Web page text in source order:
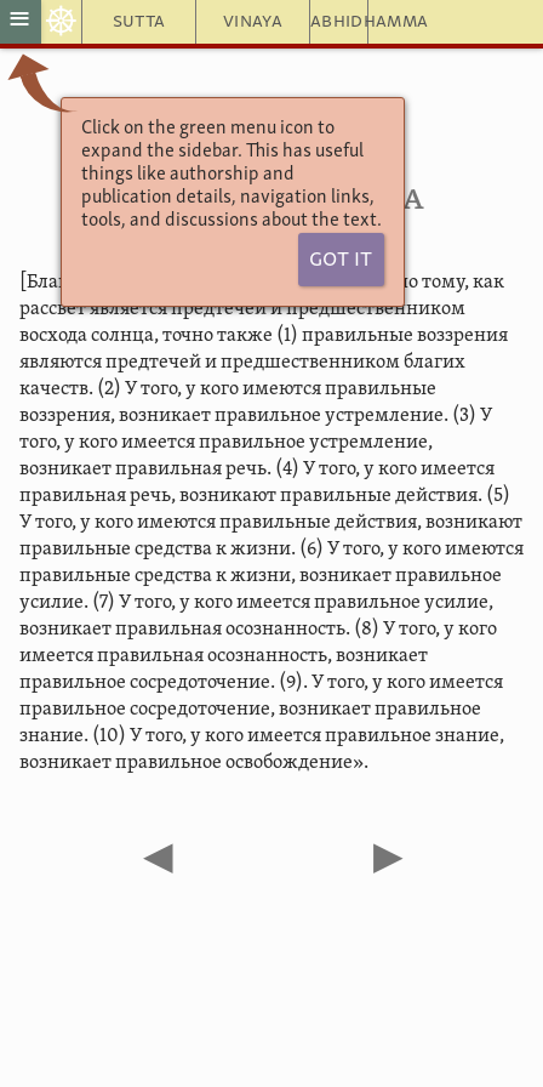
Sutta Vinaya Abhidhamma
≡ ☸
Click on the green menu icon to
expand the sidebar. This has useful
things like authorship and
publication details, navigation links,
tools, and discussions about the text.
Got It
Ангуттара Никая
Пуббангама сутта
10.121. Предтеча
[Благословенный сказал]: «Монахи, подобно тому, как
рассвет является предтечей и предшественником
восхода солнца, точно также (1) правильные воззрения
являются предтечей и предшественником благих
качеств. (2) У того, у кого имеются правильные
воззрения, возникает правильное устремление. (3) У
того, у кого имеется правильное устремление,
возникает правильная речь. (4) У того, у кого имеется
правильная речь, возникают правильные действия. (5)
У того, у кого имеются правильные действия, возникают
правильные средства к жизни. (6) У того, у кого имеются
правильные средства к жизни, возникает правильное
усилие. (7) У того, у кого имеется правильное усилие,
возникает правильная осознанность. (8) У того, у кого
имеется правильная осознанность, возникает
правильное сосредоточение. (9). У того, у кого имеется
правильное сосредоточение, возникает правильное
знание. (10) У того, у кого имеется правильное знание,
возникает правильное освобождение».
◀ ▶